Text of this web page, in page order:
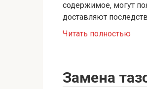
содержимое, могут
доставляют
Читать полностью
Замена